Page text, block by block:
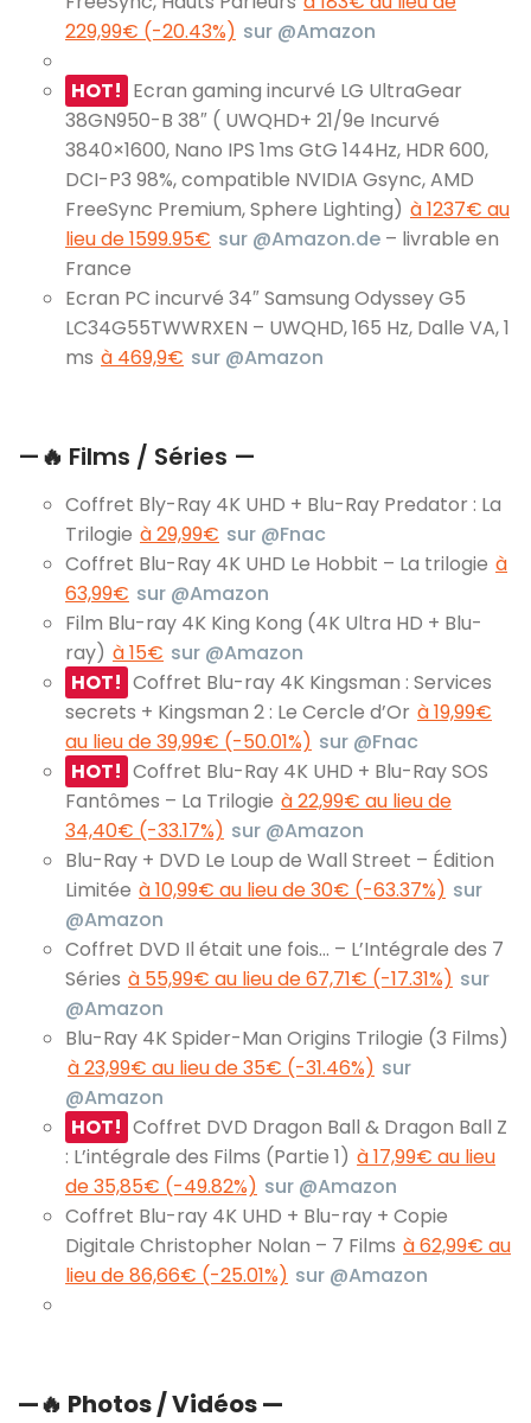
229,99€ (-20.43%) sur @Amazon
HOT! Ecran gaming incurvé LG UltraGear
38GN950-B 38″ ( UWQHD+ 21/9e Incurvé
3840×1600, Nano IPS 1ms GtG 144Hz, HDR 600,
DCI-P3 98%, compatible NVIDIA Gsync, AMD
FreeSync Premium, Sphere Lighting) à 1237€ au
lieu de 1599.95€ sur @Amazon.de – livrable en
France
Ecran PC incurvé 34″ Samsung Odyssey G5
LC34G55TWWRXEN – UWQHD, 165 Hz, Dalle VA, 1
ms à 469,9€ sur @Amazon
—🔥 Films / Séries —
Coffret Bly-Ray 4K UHD + Blu-Ray Predator : La
Trilogie à 29,99€ sur @Fnac
Coffret Blu-Ray 4K UHD Le Hobbit – La trilogie à
63,99€ sur @Amazon
Film Blu-ray 4K King Kong (4K Ultra HD + Blu-
ray) à 15€ sur @Amazon
HOT! Coffret Blu-ray 4K Kingsman : Services
secrets + Kingsman 2 : Le Cercle d’Or à 19,99€
au lieu de 39,99€ (-50.01%) sur @Fnac
HOT! Coffret Blu-Ray 4K UHD + Blu-Ray SOS
Fantômes – La Trilogie à 22,99€ au lieu de
34,40€ (-33.17%) sur @Amazon
Blu-Ray + DVD Le Loup de Wall Street – Édition
Limitée à 10,99€ au lieu de 30€ (-63.37%) sur
@Amazon
Coffret DVD Il était une fois… – L’Intégrale des 7
Séries à 55,99€ au lieu de 67,71€ (-17.31%) sur
@Amazon
Blu-Ray 4K Spider-Man Origins Trilogie (3 Films)
à 23,99€ au lieu de 35€ (-31.46%) sur
@Amazon
HOT! Coffret DVD Dragon Ball & Dragon Ball Z
: L’intégrale des Films (Partie 1) à 17,99€ au lieu
de 35,85€ (-49.82%) sur @Amazon
Coffret Blu-ray 4K UHD + Blu-ray + Copie
Digitale Christopher Nolan – 7 Films à 62,99€ au
lieu de 86,66€ (-25.01%) sur @Amazon
—🔥 Photos / Vidéos —